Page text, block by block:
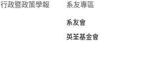
行政暨政策學報 系友專區
系友會
英荃基金會